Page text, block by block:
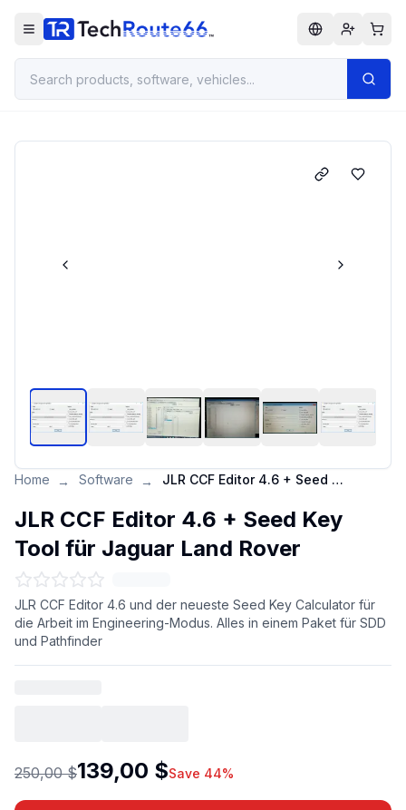
Home → Software → JLR CCF Editor 4.6 + Seed Key Tool für Jaguar Land Rover
JLR CCF Editor 4.6 + Seed Key
Tool für Jaguar Land Rover
JLR CCF Editor 4.6 und der neueste Seed Key Calculator für
die Arbeit im Engineering-Modus. Alles in einem Paket für SDD
und Pathfinder
250,00 $139,00 $Save 44%